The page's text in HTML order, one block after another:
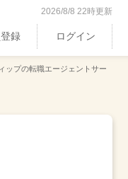
2026/8/8 22時更新
録 ログイン
ップの転職エージェントサー